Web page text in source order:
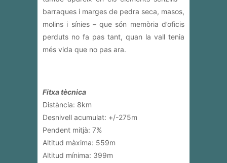
barraques i marges de pedra seca, masos,
molins i sínies – que són memòria d’oficis
perduts no fa pas tant, quan la vall tenia
més vida que no pas ara.
Fitxa tècnica
Distància: 8km
Desnivell acumulat: +/-275m
Pendent mitjà: 7%
Altitud màxima: 559m
Altitud mínima: 399m